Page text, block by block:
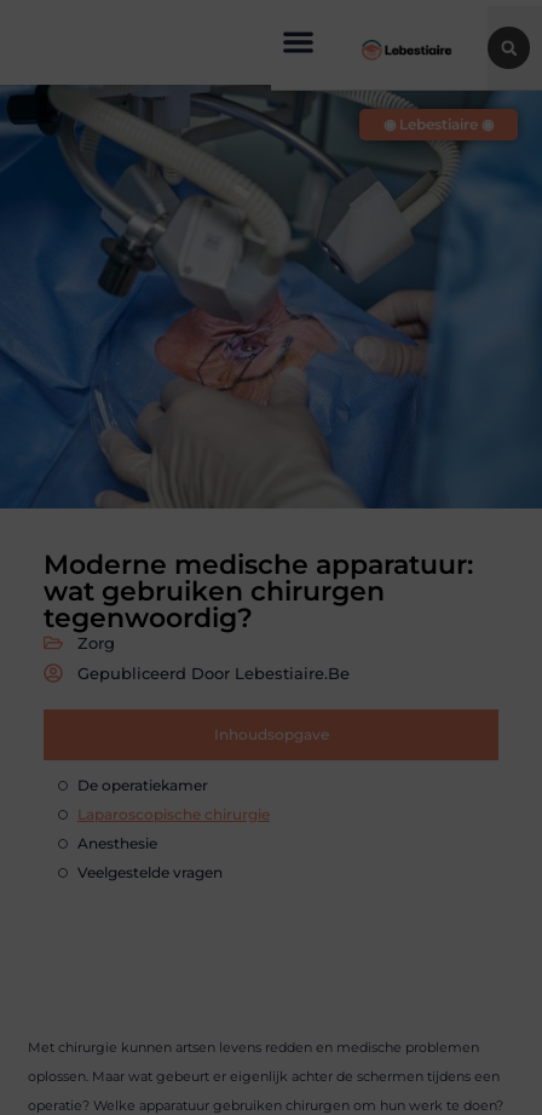
Moderne medische apparatuur:
wat gebruiken chirurgen
tegenwoordig?
Zorg
Gepubliceerd Door Lebestiaire.be
Inhoudsopgave
De operatiekamer
Laparoscopische chirurgie
Anesthesie
Veelgestelde vragen
◉ Lebestiaire ◉
Met chirurgie kunnen artsen levens redden en medische problemen
oplossen. Maar wat gebeurt er eigenlijk achter de schermen tijdens een
operatie? Welke apparatuur gebruiken chirurgen om hun werk te doen?